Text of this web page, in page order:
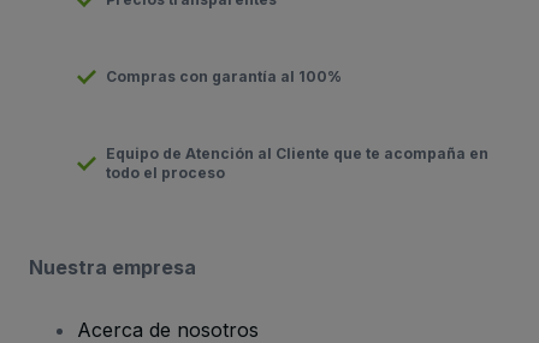
Compras con garantía al 100%
Equipo de Atención al Cliente que te acompaña en
todo el proceso
Nuestra empresa
Acerca de nosotros